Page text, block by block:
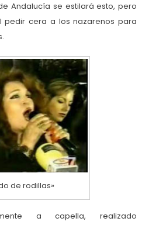
Andalucía se estilará esto, pero
pedir cera a los nazarenos para
de rodillas»
a capella, realizado